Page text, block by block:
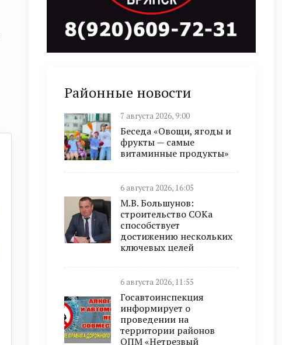
Районные новости
7 августа 2026, 9:00
Беседа «Овощи, ягоды и
фрукты — самые
витаминные продукты»
6 августа 2026, 16:05
М.В. Большунов:
строительство СОКа
способствует
достижению нескольких
ключевых целей
6 августа 2026, 11:55
Госавтоинспекция
информирует о
проведении на
территории районов
ОПМ «Нетрезвый